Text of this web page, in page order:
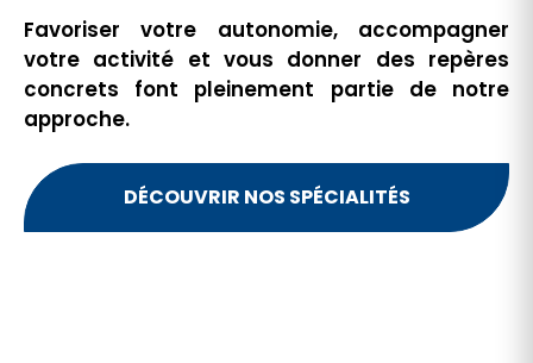
Favoriser votre autonomie, accompagner
votre activité et vous donner des repères
concrets font pleinement partie de notre
approche.
DÉCOUVRIR NOS SPÉCIALITÉS